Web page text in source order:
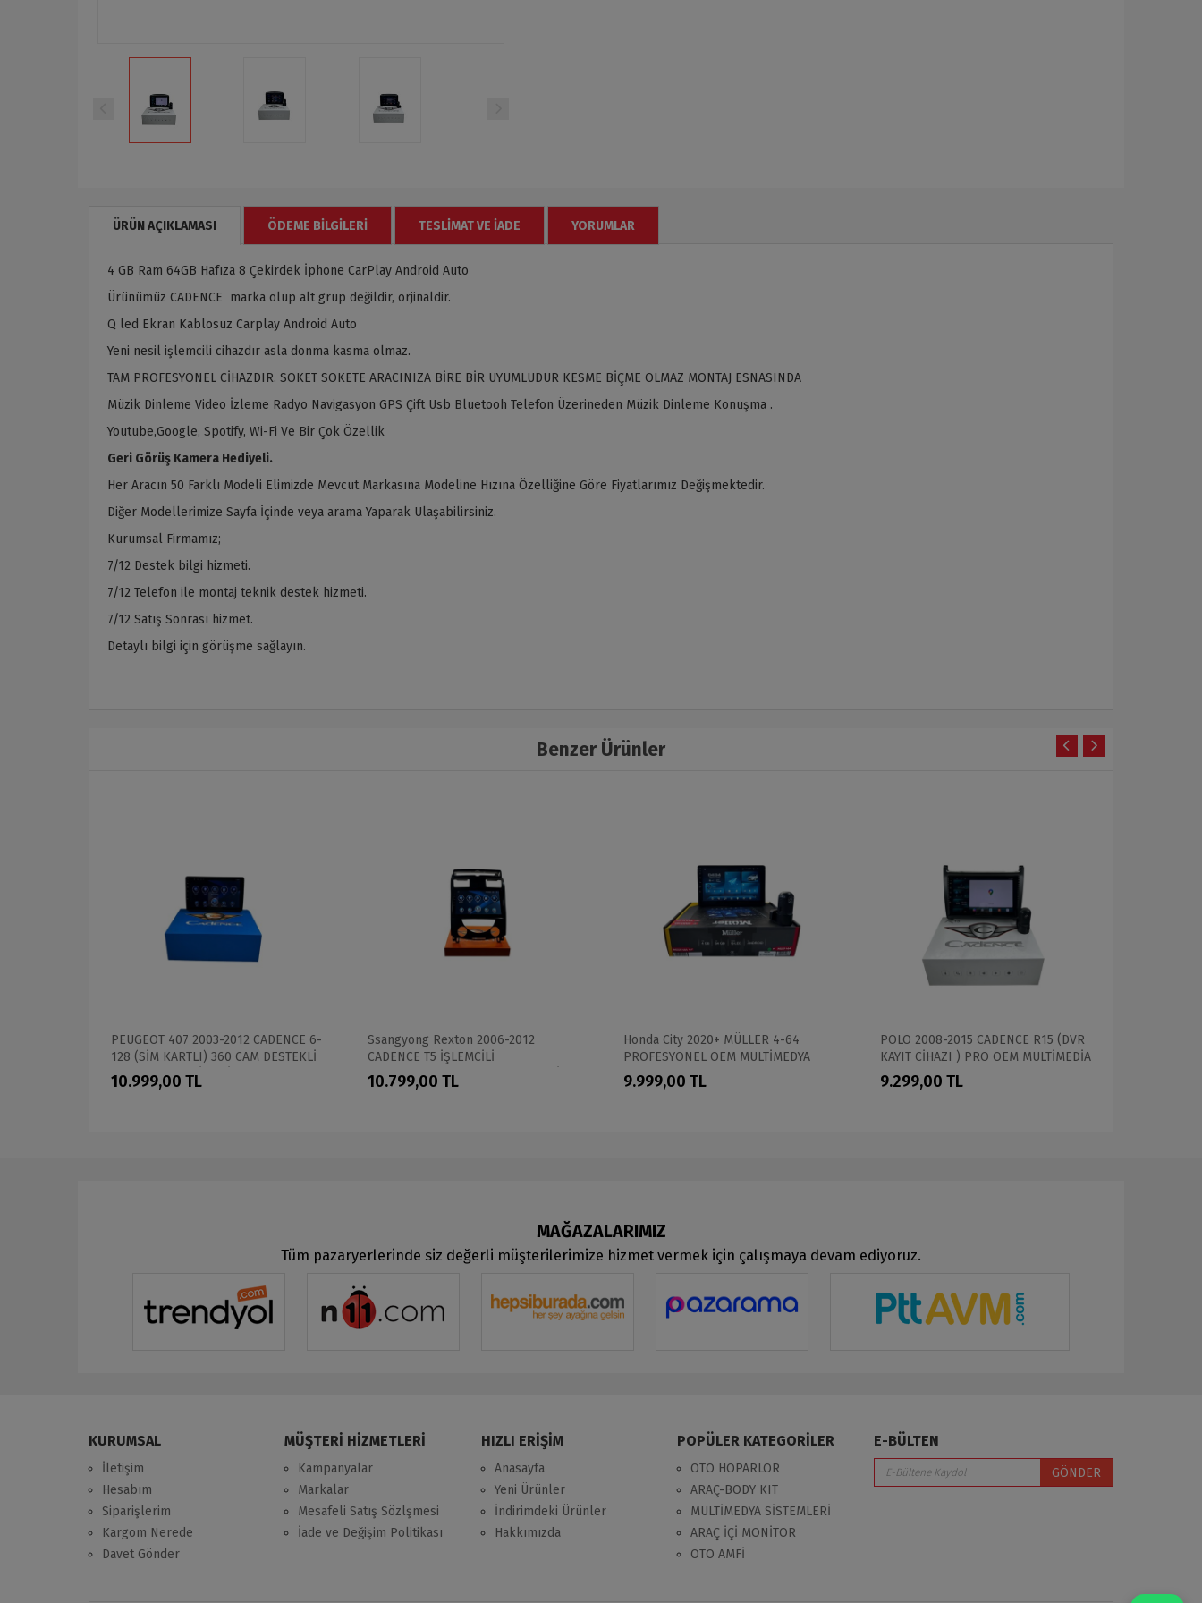
ÜRÜN AÇIKLAMASI ÖDEME BILGILERI TESLIMAT VE İADE YORUMLAR
4 GB Ram 64GB Hafıza 8 Çekirdek İphone CarPlay Android Auto
Ürünümüz CADENCE marka olup alt grup değildir, orjinaldir.
Q led Ekran Kablosuz Carplay Android Auto
Yeni nesil işlemcili cihazdır asla donma kasma olmaz.
TAM PROFESYONEL CİHAZDIR. SOKET SOKETE ARACINIZA BİRE BİR UYUMLUDUR KESME BİÇME OLMAZ MONTAJ ESNASINDA
Müzik Dinleme Video İzleme Radyo Navigasyon GPS Çift Usb Bluetooh Telefon Üzerineden Müzik Dinleme Konuşma .
Youtube,Google, Spotify, Wi-Fi Ve Bir Çok Özellik
Geri Görüş Kamera Hediyeli.
Her Aracın 50 Farklı Modeli Elimizde Mevcut Markasına Modeline Hızına Özelliğine Göre Fiyatlarımız Değişmektedir.
Diğer Modellerimize Sayfa İçinde veya arama Yaparak Ulaşabilirsiniz.
Kurumsal Firmamız;
7/12 Destek bilgi hizmeti.
7/12 Telefon ile montaj teknik destek hizmeti.
7/12 Satış Sonrası hizmet.
Detaylı bilgi için görüşme sağlayın.
Benzer Ürünler
PEUGEOT 407 2003-2012 CADENCE 6-
128 (SİM KARTLI) 360 CAM DESTEKLİ
PRO OEM MULTİMEDİA
10.999,00 TL
Ssangyong Rexton 2006-2012
CADENCE T5 İŞLEMCİLİ
PROFESYONEL 360 CAM DESTEKLİ
OEM MULTİMEDİA
10.799,00 TL
Honda City 2020+ MÜLLER 4-64
PROFESYONEL OEM MULTİMEDYA
9.999,00 TL
POLO 2008-2015 CADENCE R15 (DVR
KAYIT CİHAZI ) PRO OEM MULTİMEDİA
9.299,00 TL
MAĞAZALARIMIZ
Tüm pazaryerlerinde siz değerli müşterilerimize hizmet vermek için çalışmaya devam ediyoruz.
KURUMSAL
İletişim
Hesabım
Siparişlerim
Kargom Nerede
Davet Gönder
MÜŞTERİ HİZMETLERİ
Kampanyalar
Markalar
Mesafeli Satış Sözlşmesi
İade ve Değişim Politikası
HIZLI ERİŞİM
Anasayfa
Yeni Ürünler
İndirimdeki Ürünler
Hakkımızda
POPÜLER KATEGORİLER
OTO HOPARLOR
ARAÇ-BODY KIT
MULTİMEDYA SİSTEMLERİ
ARAÇ İÇİ MONİTOR
OTO AMFİ
E-BÜLTEN
GÖNDER